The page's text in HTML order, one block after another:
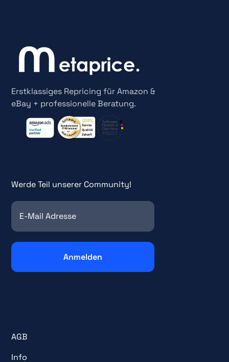
Erstklassiges Repricing für Amazon &
eBay + professionelle Beratung.
Werde Teil unserer Community!
AGB
Info